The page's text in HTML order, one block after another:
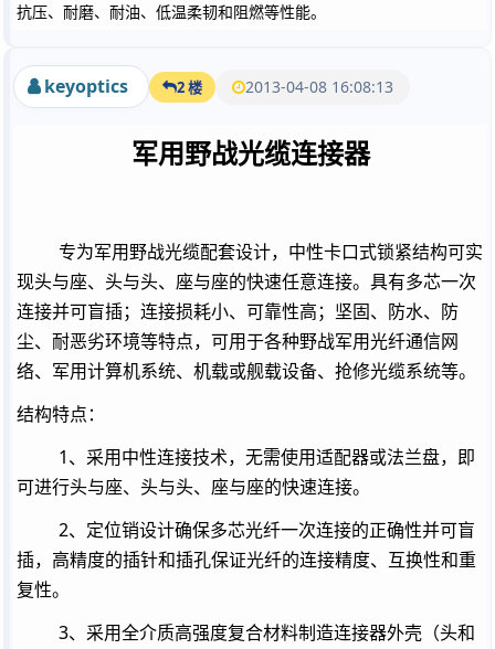
抗压、耐磨、耐油、低温柔韧和阻燃等性能。
keyoptics 2 楼 2013-04-08 16:08:13
军用野战光缆连接器
专为军用野战光缆配套设计，中性卡口式锁紧结构可实
现头与座、头与头、座与座的快速任意连接。具有多芯一次
连接并可盲插；连接损耗小、可靠性高；坚固、防水、防
尘、耐恶劣环境等特点，可用于各种野战军用光纤通信网
络、军用计算机系统、机载或舰载设备、抢修光缆系统等。
结构特点：
1 、采用中性连接技术，无需使用适配器或法兰盘，即
可进行头与座、头与头、座与座的快速连接。
2、定位销设计确保多芯光纤一次连接的正确性并可盲
插，高精度的插针和插孔保证光纤的连接精度、互换性和重
复性。
3、采用全介质高强度复合材料制造连接器外壳（头和